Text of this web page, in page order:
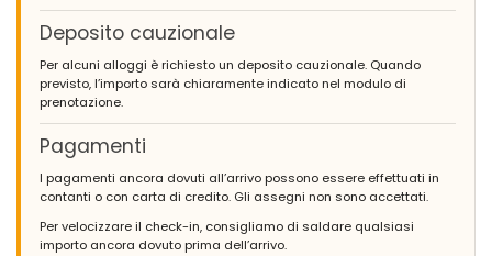
Deposito cauzionale
Per alcuni alloggi è richiesto un deposito cauzionale. Quando
previsto, l’importo sarà chiaramente indicato nel modulo di
prenotazione.
Pagamenti
I pagamenti ancora dovuti all’arrivo possono essere effettuati in
contanti o con carta di credito. Gli assegni non sono accettati.
Per velocizzare il check-in, consigliamo di saldare qualsiasi
importo ancora dovuto prima dell’arrivo.